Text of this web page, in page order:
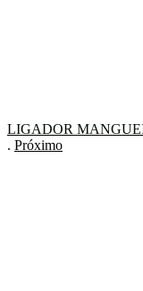
LIGADOR
. Próximo